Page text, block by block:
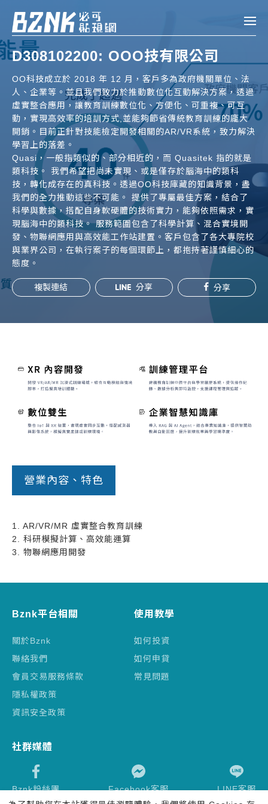
帳款轉讓
投資
申貸
企業融資
企業專案融資
個人融資
房屋副擔保融資
常見問題
平台操作
知識專區
註冊 登入
D308102200: OOO技有限公司
OO科技成立於 2018 年 12 月，客戶多為政府機關單位、法
人、企業等。並且我們致力於推動數位化互動解決方案，透過
虛實整合應用，讓教育訓練數位化、方便化、可重複、可互
動，實現高效率的培訓方式,並能夠節省傳統教育訓練的龐大
開銷。目前正針對技能檢定開發相關的AR/VR系統，致力解決
學習上的落差。
Quasi，一般指類似的、部分相近的，而 Quasitek 指的就是
類科技。 我們希望把尚未實現、或是僅存於腦海中的類科
技，轉化成存在的真科技。透過OO科技庫藏的知識背景，盡
我們的全力推動這些不可能。 提供了專屬最佳方案，結合了
科學與數據，搭配自身軟硬體的技術實力，能夠依照需求，實
現腦海中的類科技。 服務範圍包含了科學計算、混合實境開
發、物聯網應用與高效能工作站建置。客戶包含了各大專院校
與業界公司，在執行案子的每個環節上，都抱持著謹慎細心的
態度。
複製連結 分享 分享
營業內容、特色
1. AR/VR/MR 虛實整合教育訓練
2. 科研模擬計算、高效能運算
3. 物聯網應用開發
Bznk平台相關
關於Bznk
聯絡我們
會員交易服務條款
隱私權政策
資訊安全政策
使用教學
如何投資
如何申貸
常見問題
社群媒體
Bznk粉絲團 Facebook客服
LINE客服